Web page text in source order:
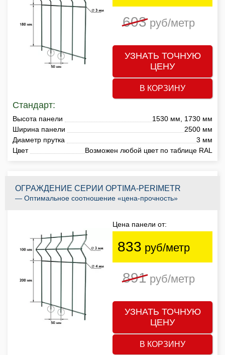
603руб/метр
УЗНАТЬ ТОЧНУЮ
ЦЕНУ
В КОРЗИНУ
Стандарт:
Высота панели
1530 мм, 1730 мм
Ширина панели
2500 мм
Диаметр прутка
3 мм
Цвет
Возможен любой цвет по таблице RAL
ОГРАЖДЕНИЕ СЕРИИ OPTIMA-PERIMETR
— Оптимальное соотношение «цена-прочность»
Цена панели от:
833 руб/метр
891руб/метр
УЗНАТЬ ТОЧНУЮ
ЦЕНУ
В КОРЗИНУ